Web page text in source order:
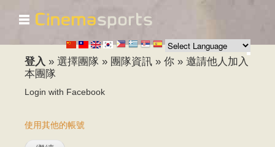
移
至
主
☰
登入 » 選擇團隊 » 團隊資訊 » 你 » 邀請他人加入
本團隊
Login with Facebook
使用其他的帳號